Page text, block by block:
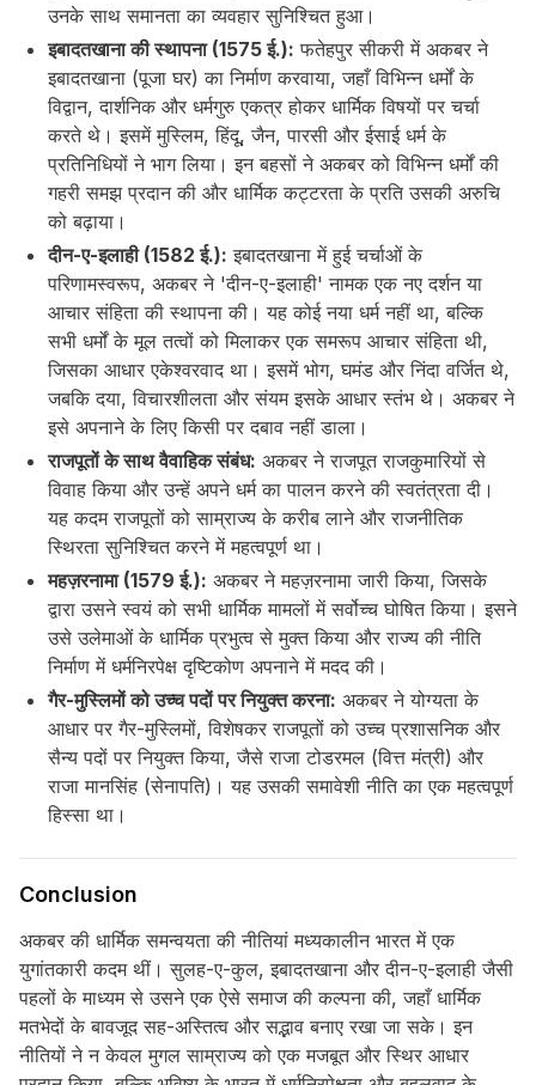
उनके साथ समानता का व्यवहार सुनिश्चित हुआ।
इबादतखाना की स्थापना (1575 ई.): फतेहपुर सीकरी में अकबर ने
इबादतखाना (पूजा घर) का निर्माण करवाया, जहाँ विभिन्न धर्मों के
विद्वान, दार्शनिक और धर्मगुरु एकत्र होकर धार्मिक विषयों पर चर्चा
करते थे। इसमें मुस्लिम, हिंदू, जैन, पारसी और ईसाई धर्म के
प्रतिनिधियों ने भाग लिया। इन बहसों ने अकबर को विभिन्न धर्मों की
गहरी समझ प्रदान की और धार्मिक कट्टरता के प्रति उसकी अरुचि
को बढ़ाया।
दीन-ए-इलाही (1582 ई.): इबादतखाना में हुई चर्चाओं के
परिणामस्वरूप, अकबर ने 'दीन-ए-इलाही' नामक एक नए दर्शन या
आचार संहिता की स्थापना की। यह कोई नया धर्म नहीं था, बल्कि
सभी धर्मों के मूल तत्वों को मिलाकर एक समरूप आचार संहिता थी,
जिसका आधार एकेश्वरवाद था। इसमें भोग, घमंड और निंदा वर्जित थे,
जबकि दया, विचारशीलता और संयम इसके आधार स्तंभ थे। अकबर ने
इसे अपनाने के लिए किसी पर दबाव नहीं डाला।
राजपूतों के साथ वैवाहिक संबंध: अकबर ने राजपूत राजकुमारियों से
विवाह किया और उन्हें अपने धर्म का पालन करने की स्वतंत्रता दी।
यह कदम राजपूतों को साम्राज्य के करीब लाने और राजनीतिक
स्थिरता सुनिश्चित करने में महत्वपूर्ण था।
महज़रनामा (1579 ई.): अकबर ने महज़रनामा जारी किया, जिसके
द्वारा उसने स्वयं को सभी धार्मिक मामलों में सर्वोच्च घोषित किया। इसने
उसे उलेमाओं के धार्मिक प्रभुत्व से मुक्त किया और राज्य की नीति
निर्माण में धर्मनिरपेक्ष दृष्टिकोण अपनाने में मदद की।
गैर-मुस्लिमों को उच्च पदों पर नियुक्त करना: अकबर ने योग्यता के
आधार पर गैर-मुस्लिमों, विशेषकर राजपूतों को उच्च प्रशासनिक और
सैन्य पदों पर नियुक्त किया, जैसे राजा टोडरमल (वित्त मंत्री) और
राजा मानसिंह (सेनापति)। यह उसकी समावेशी नीति का एक महत्वपूर्ण
हिस्सा था।
Conclusion
अकबर की धार्मिक समन्वयता की नीतियां मध्यकालीन भारत में एक
युगांतकारी कदम थीं। सुलह-ए-कुल, इबादतखाना और दीन-ए-इलाही जैसी
पहलों के माध्यम से उसने एक ऐसे समाज की कल्पना की, जहाँ धार्मिक
मतभेदों के बावजूद सह-अस्तित्व और सद्भाव बनाए रखा जा सके। इन
नीतियों ने न केवल मुगल साम्राज्य को एक मजबूत और स्थिर आधार